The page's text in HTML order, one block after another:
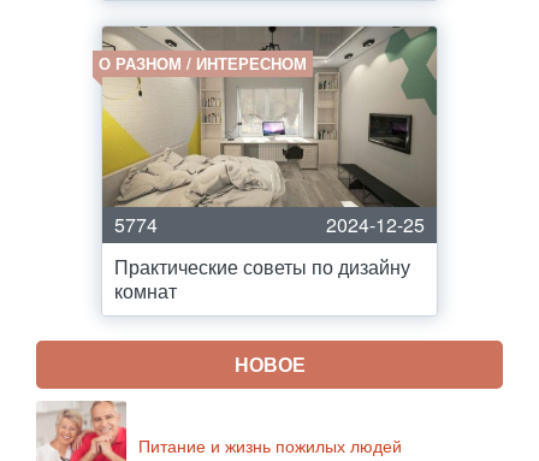
О РАЗНОМ / ИНТЕРЕСНОМ
5774
2024-12-25
Практические советы по дизайну
комнат
НОВОЕ
Питание и жизнь пожилых людей